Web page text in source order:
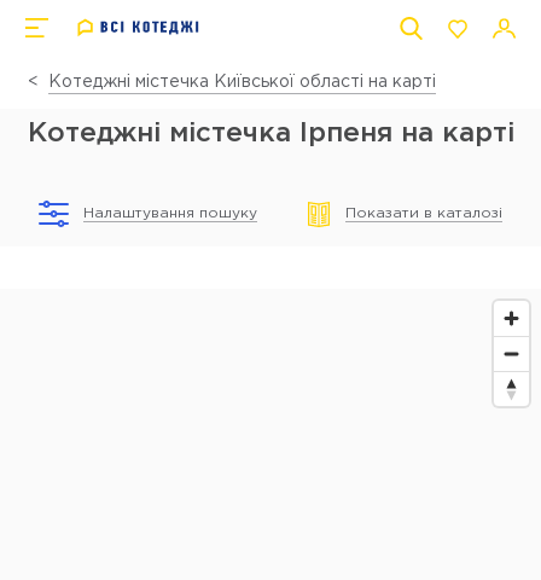
Котеджні містечка Київської області на карті
Котеджні містечка Ірпеня на карті
Налаштування пошуку Показати в каталозі